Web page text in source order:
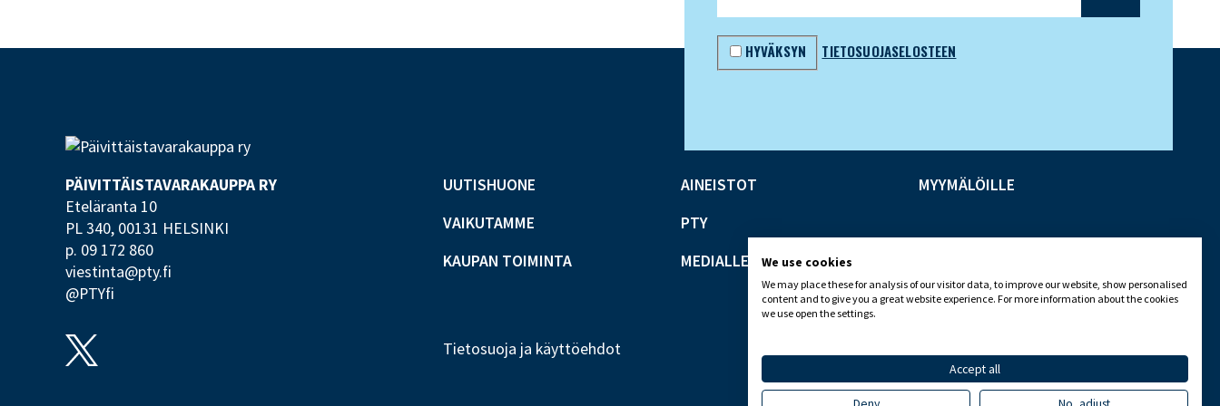
HYVÄKSYN TIETOSUOJASELOSTEEN
PÄIVITTÄISTAVARA­KAUPPA RY
Eteläranta 10
PL 340, 00131 HELSINKI
p. 09 172 860
viestinta@pty.fi
@PTYfi
UUTISHUONE
VAIKUTAMME
KAUPAN TOIMINTA
AINEISTOT
PTY
MEDIALLE
MYYMÄLÖILLE
Tietosuoja ja käyttöehdot
We use cookies
We may place these for analysis of our visitor data, to improve our website, show personalised
content and to give you a great website experience. For more information about the cookies
we use open the settings.
Accept all